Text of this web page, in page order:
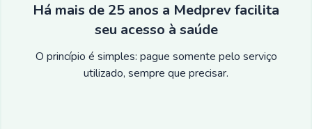
Há mais de 25 anos a Medprev facilita
seu acesso à saúde
O princípio é simples: pague somente pelo serviço
utilizado, sempre que precisar.